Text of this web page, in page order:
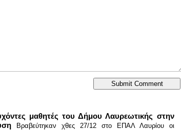
μαθητές του Δήμου Λαυρεωτικής στην
Βραβεύτηκαν χθες 27/12 στο ΕΠΑΛ Λαυρίου οι